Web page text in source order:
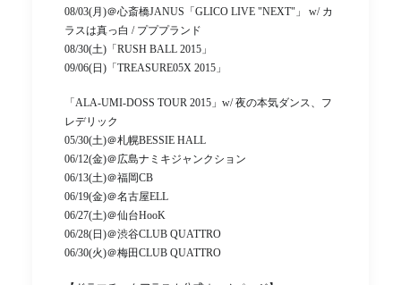
08/03(月)＠心斎橋JANUS「GLICO LIVE "NEXT"」 w/ カ
ラスは真っ白 / プププランド
08/30(土)「RUSH BALL 2015」
09/06(日)「TREASURE05X 2015」
「ALA-UMI-DOSS TOUR 2015」w/ 夜の本気ダンス、フ
レデリック
05/30(土)＠札幌BESSIE HALL
06/12(金)＠広島ナミキジャンクション
06/13(土)＠福岡CB
06/19(金)＠名古屋ELL
06/27(土)＠仙台HooK
06/28(日)＠渋谷CLUB QUATTRO
06/30(火)＠梅田CLUB QUATTRO